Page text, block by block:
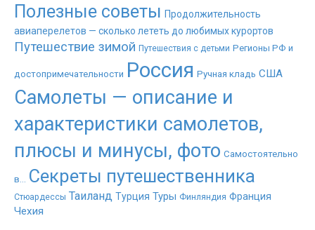
Полезные советы Продолжительность
авиаперелетов — сколько лететь до любимых курортов
Путешествие зимой Путешествия с детьми Регионы РФ и
достопримечательности Россия Ручная кладь США
Самолеты — описание и
характеристики самолетов,
плюсы и минусы, фото Самостоятельно
в... Секреты путешественника
Стюардессы Таиланд Турция Туры Финляндия Франция
Чехия